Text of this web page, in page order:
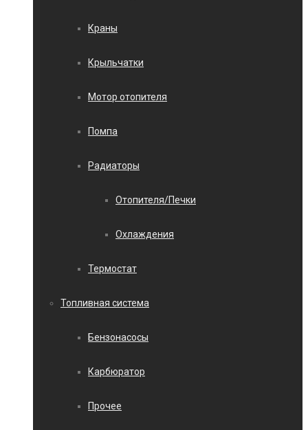
Краны
Крыльчатки
Мотор отопителя
Помпа
Радиаторы
Отопителя/Печки
Охлаждения
Термостат
Топливная система
Бензонасосы
Карбюратор
Прочее